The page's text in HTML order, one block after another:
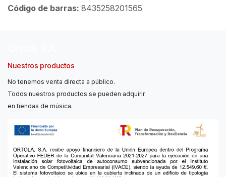
Código de barras: 8435258201565
Nuestros productos
No tenemos venta directa a público.
Todos nuestros productos se pueden adquirir
en tiendas de música.